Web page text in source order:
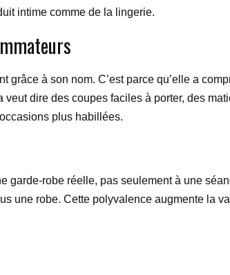
intime comme de la lingerie.
grâce à son nom. C’est parce qu’elle a
veut dire des coupes faciles à porter, des
plus habillées.
garde-robe réelle, pas seulement à une
une robe. Cette polyvalence augmente la